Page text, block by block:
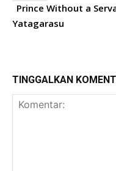
Prince Without a
Yatagarasu
TINGGALKAN